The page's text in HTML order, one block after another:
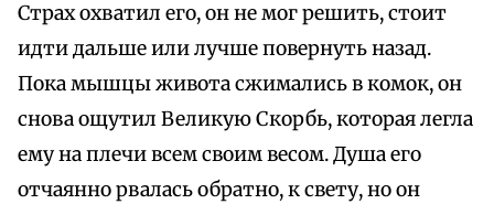
Страх охватил его, он не мог решить, стоит
идти дальше или лучше повернуть назад.
Пока мышцы живота сжимались в комок, он
снова ощутил Великую Скорбь, которая легла
ему на плечи всем своим весом. Душа его
отчаянно рвалась обратно, к свету, но он